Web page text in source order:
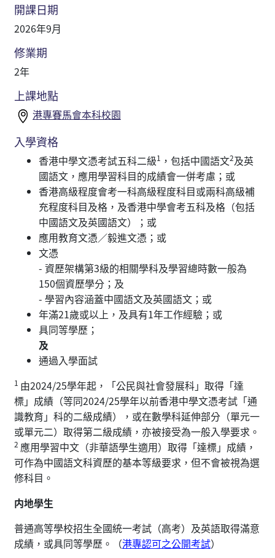
開課日期
2026年9月
修業期
2年
上課地點
港專賽馬會本科校園
入學資格
香港中學文憑考試五科二級1 ，包括中國語文2及英
國語文，應用學習科目的成績會一併考慮；或
香港高級程度會考一科高級程度科目或兩科高級補
充程度科目及格，及香港中學會考五科及格（包括
中國語文及英國語文）；或
應用教育文憑／毅進文憑；或
文憑
- 資歷架構第3級的相關學科及學習總時數一般為
150個資歷學分；及
- 學習內容涵蓋中國語文及英國語文；或
年滿21歲或以上，及具有1年工作經驗；或
具同等學歷；
及
通過入學面試
1 由2024/25學年起，「公民與社會發展科」取得「達
標」成績（等同2024/25學年以前香港中學文憑考試「通
識教育」科的二級成績），或在數學科延伸部分（單元一
或單元二）取得第二級成績，亦被接受為一般入學要求。
2 應用學習中文（非華語學生適用）取得「達標」成績，
可作為中國語文科資歷的基本等級要求，但不會被視為選
修科目。
内地學生
普通高等學校招生全國統一考試（高考）及英語取得滿意
成績，或具同等學歷。（港專認可之公開考試）